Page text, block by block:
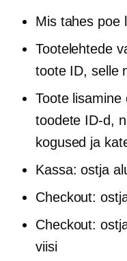
Mis tahes poe
Tootelehtede
toote ID, selle
Toote lisamine
toodete ID-d,
kogused ja
Kassa: ostja
Checkout:
Checkout:
viisi